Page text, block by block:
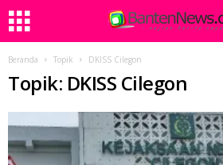
Beranda Topik DKISS Cilegon
Topik: DKISS Cilegon